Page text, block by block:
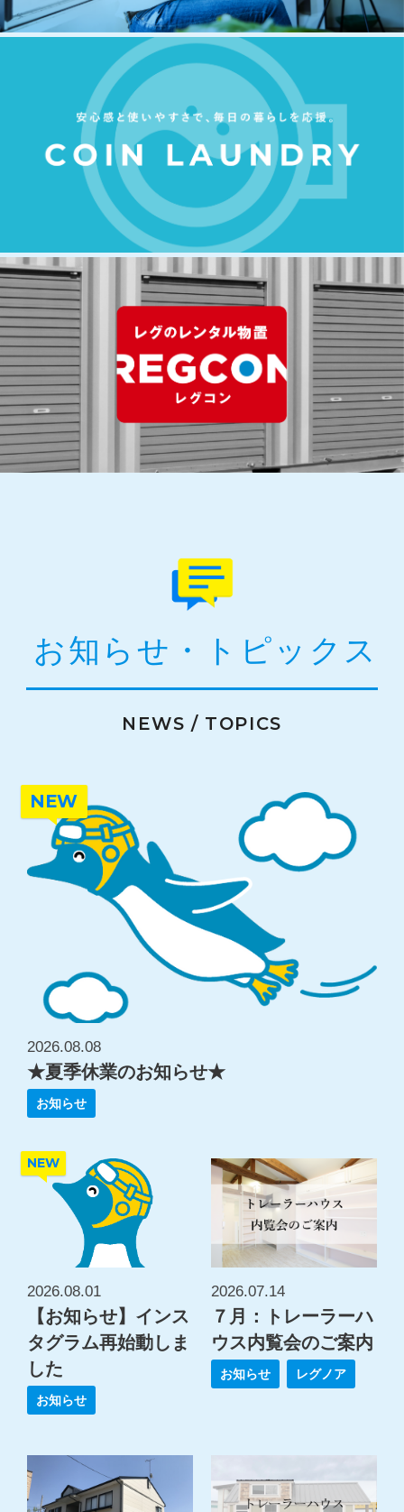
お知らせ・トピックス
NEWS / TOPICS
NEW
2026.08.08
★夏季休業のお知らせ★
お知らせ
NEW
2026.08.01
【お知らせ】インス
タグラム再始動しま
した
お知らせ
2026.07.14
７月：トレーラーハ
ウス内覧会のご案内
お知らせ レグノア